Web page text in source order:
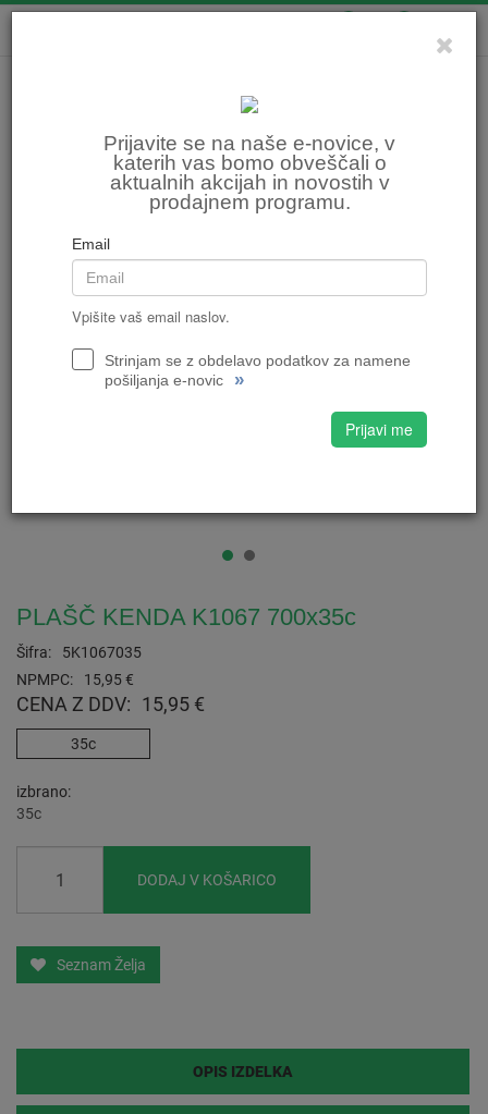
Prijavite se na naše e-novice, v
katerih vas bomo obveščali o
aktualnih akcijah in novostih v
prodajnem programu.
Email
Vpišite vaš email naslov.
Strinjam se z obdelavo podatkov za namene
pošiljanja e-novic
»
Prijavi me
PLAŠČ KENDA K1067 700x35c
Šifra:
5K1067035
NPMPC:
15,95 €
CENA Z DDV: 15,95 €
35c
izbrano
35c
DODAJ V KOŠARICO
Seznam Želja
OPIS IZDELKA